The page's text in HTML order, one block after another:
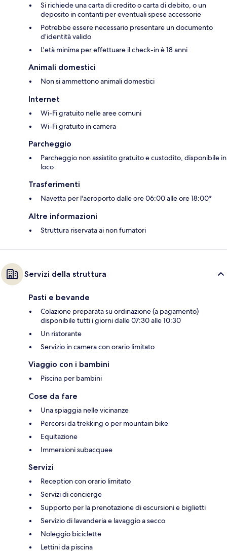
Si richiede una carta di credito o carta di debito, o un
deposito in contanti per eventuali spese accessorie
Potrebbe essere necessario presentare un documento
d’identità valido
L'età minima per effettuare il check-in è 18 anni
Animali domestici
Non si ammettono animali domestici
Internet
Wi-Fi gratuito nelle aree comuni
Wi-Fi gratuito in camera
Parcheggio
Parcheggio non assistito gratuito e custodito, disponibile in
loco
Trasferimenti
Navetta per l'aeroporto dalle ore 06:00 alle ore 18:00*
Altre informazioni
Struttura riservata ai non fumatori
Servizi della struttura
Pasti e bevande
Colazione preparata su ordinazione (a pagamento)
disponibile tutti i giorni dalle 07:30 alle 10:30
Un ristorante
Servizio in camera con orario limitato
Viaggio con i bambini
Piscina per bambini
Cose da fare
Una spiaggia nelle vicinanze
Percorsi da trekking o per mountain bike
Equitazione
Immersioni subacquee
Servizi
Reception con orario limitato
Servizi di concierge
Supporto per la prenotazione di escursioni e biglietti
Servizio di lavanderia e lavaggio a secco
Noleggio biciclette
Lettini da piscina